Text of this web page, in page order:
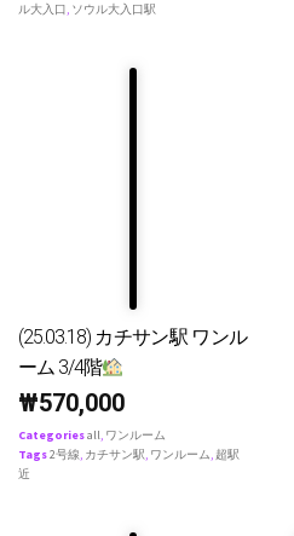
ル大入口, ソウル大入口駅
(25.03.18) カチサン駅 ワンル
ーム 3/4階
₩570,000
Categoriesall, ワンルーム
Tags2号線, カチサン駅, ワンルーム, 超駅
近